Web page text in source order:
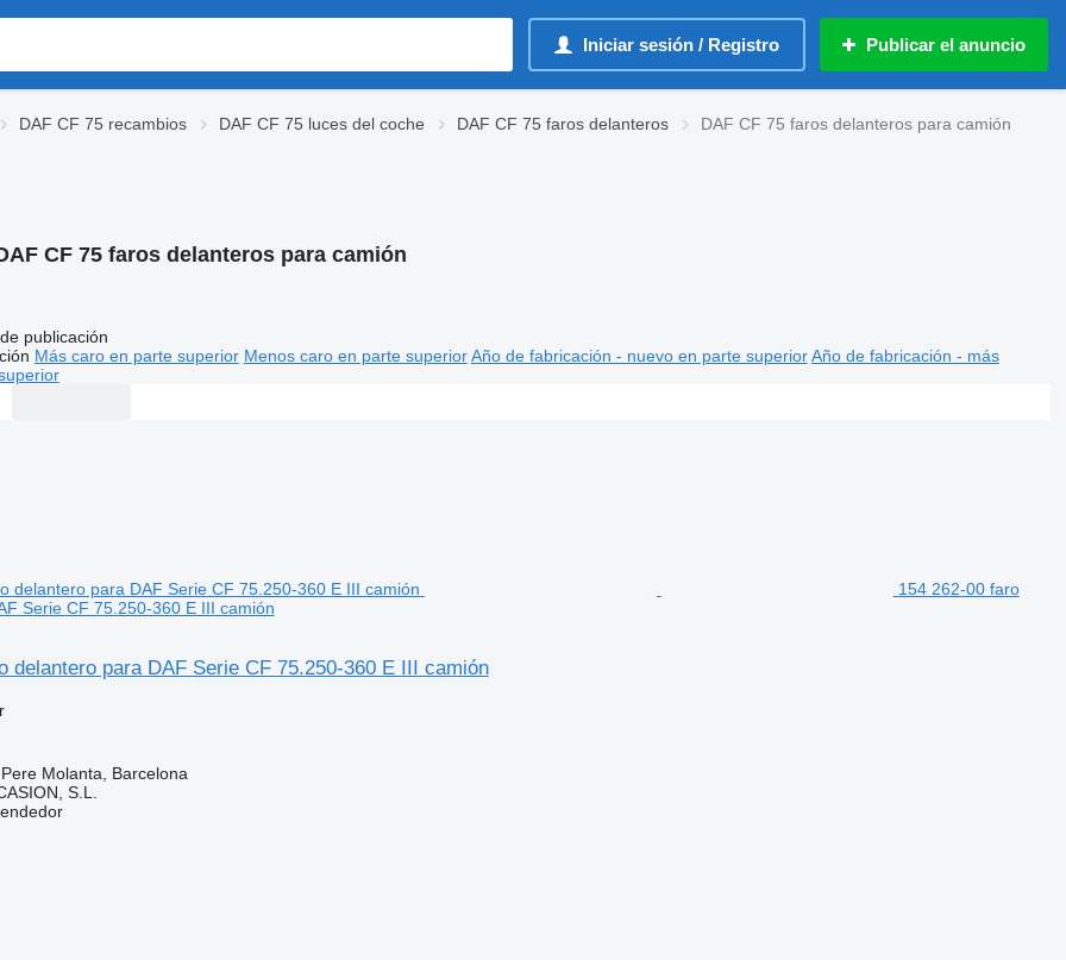
Iniciar sesión / Registro Publicar el anuncio
DAF CF 75 recambios DAF CF 75 luces del coche DAF CF 75 faros delanteros DAF CF 75 faros delanteros para camión
CF 75 faros delanteros para camión
publicación
Más caro en parte superior Menos caro en parte superior Año de fabricación - nuevo en parte superior Año de fabricación - más
154 262-00 faro
Serie CF 75.250-360 E III camión
delantero para DAF Serie CF 75.250-360 E III camión
Molanta, Barcelona
S.L.